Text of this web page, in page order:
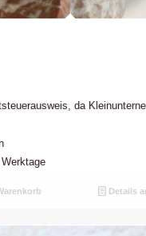
da
Werktage
Details